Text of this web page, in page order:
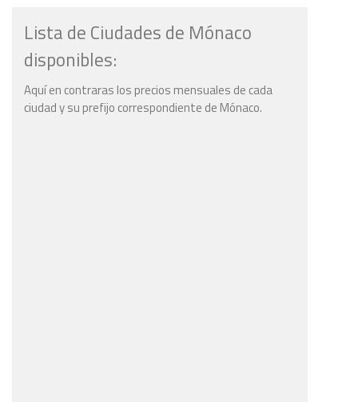
Lista de Ciudades de Mónaco
disponibles:
Aquí en contraras los precios mensuales de cada
ciudad y su prefijo correspondiente de Mónaco.